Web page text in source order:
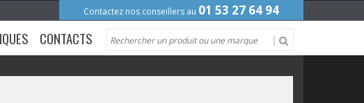
Contactez nos conseillers au 01 53 27 64 94
CONTACTS